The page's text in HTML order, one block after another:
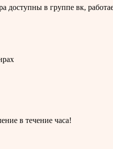
в группе вк,
в течение часа!